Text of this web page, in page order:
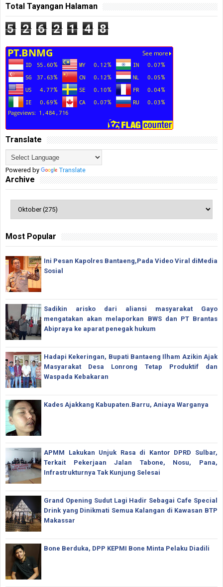
Total Tayangan Halaman
5 2 6 2 1 4 8
Translate
Powered by Translate
Archive
Most Popular
Ini Pesan Kapolres Bantaeng,Pada Video Viral diMedia
Sosial
Sadikin arisko dari aliansi masyarakat Gayo
mengatakan akan melaporkan BWS dan PT Brantas
Abipraya ke aparat penegak hukum
Hadapi Kekeringan, Bupati Bantaeng Ilham Azikin Ajak
Masyarakat Desa Lonrong Tetap Produktif dan
Waspada Kebakaran
Kades Ajakkang Kabupaten.Barru, Aniaya Warganya
APMM Lakukan Unjuk Rasa di Kantor DPRD Sulbar,
Terkait Pekerjaan Jalan Tabone, Nosu, Pana,
Infrastrukturnya Tak Kunjung Selesai
Grand Opening Sudut Lagi Hadir Sebagai Cafe Special
Drink yang Dinikmati Semua Kalangan di Kawasan BTP
Makassar
Bone Berduka, DPP KEPMI Bone Minta Pelaku Diadili